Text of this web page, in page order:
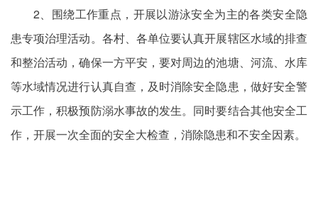
2、围绕工作重点，开展以游泳安全为主的各类安全隐
患专项治理活动。各村、各单位要认真开展辖区水域的排查
和整治活动，确保一方平安，要对周边的池塘、河流、水库
等水域情况进行认真自查，及时消除安全隐患，做好安全警
示工作，积极预防溺水事故的发生。同时要结合其他安全工
作，开展一次全面的安全大检查，消除隐患和不安全因素。